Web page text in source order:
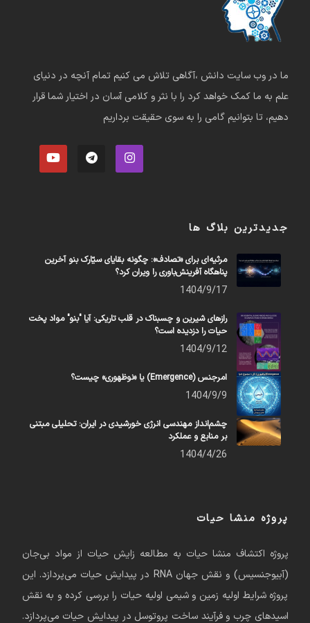
ما در وب سایت دانش ،آگاهی تلاش می کنیم تمام آنچه در دنیای
علم به ما کمک خواهد کرد را با نثر و کلامی آسان در اختیار شما قرار
دهیم، تا بتوانیم گامی را به سوی حقیقت برداریم
جدیدترین بلاگ ها
مرثیه‌ای برای «تصادف»: چگونه بقایای سیّارک بنو آخرین
پناهگاه آفرینش‌باوری را ویران کرد؟
1404/9/17
رازهای شیرین و چسبناک در قلب تاریکی: آیا "بنو" مواد پخت
حیات را دزدیده است؟
1404/9/12
امرجنس (Emergence) یا «نوظهوری» چیست؟
1404/9/9
چشم‌انداز مهندسی انرژی خورشیدی در ایران: تحلیلی مبتنی
بر منابع و عملکرد
1404/4/26
پروژه منشا حیات
پروژه اکتشاف منشا حیات به مطالعه زایش حیات از مواد بی‌جان
(آبیوجنسیس) و نقش جهان RNA در پیدایش حیات می‌پردازد. این
پروژه شرایط اولیه زمین و شیمی اولیه حیات را بررسی کرده و به نقش
اسیدهای چرب و فرآیند ساخت پروتوسل در پیدایش حیات می‌پردازد.